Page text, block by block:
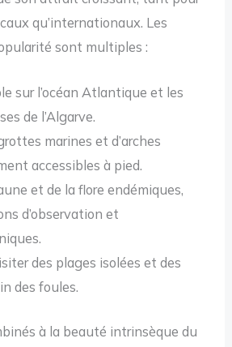
qu’internationaux. Les
sont multiples :
sur l’océan Atlantique et les
de l’Algarve.
marines et d’arches
accessibles à pied.
et de la flore endémiques,
d’observation et
des plages isolées et des
des foules.
à la beauté intrinsèque du